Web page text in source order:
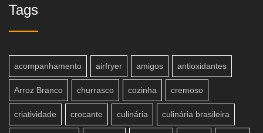
Tags
acompanhamento airfryer amigos antioxidantes
Arroz Branco churrasco cozinha cremoso
criatividade crocante culinária culinária brasileira